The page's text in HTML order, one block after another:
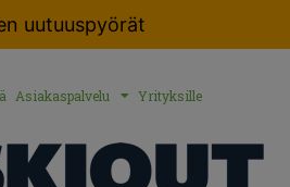
uutuuspyörät
Asiakaspalvelu Yrityksille